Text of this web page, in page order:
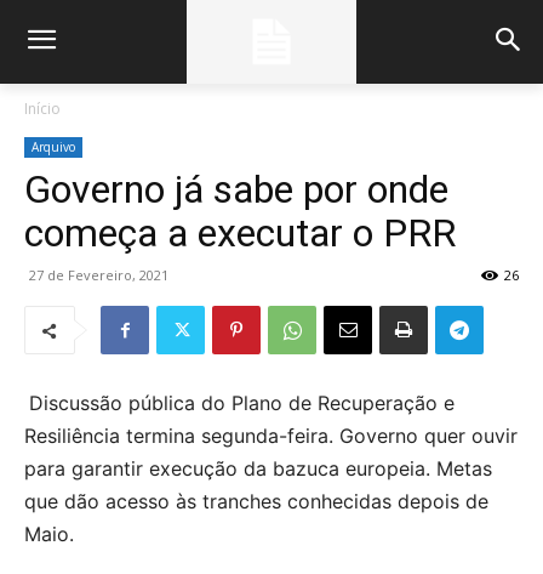
Início
Arquivo
Governo já sabe por onde
começa a executar o PRR
27 de Fevereiro, 2021 26
Discussão pública do Plano de Recuperação e
Resiliência termina segunda-feira. Governo quer ouvir
para garantir execução da bazuca europeia. Metas
que dão acesso às tranches conhecidas depois de
Maio.